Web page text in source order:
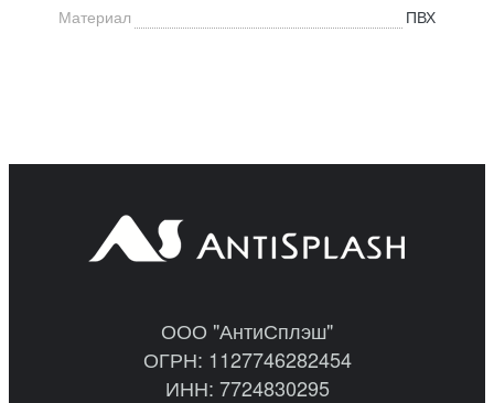
Материал
ПВХ
ООО "АнтиСплэш"
ОГРН: 1127746282454
ИНН: 7724830295